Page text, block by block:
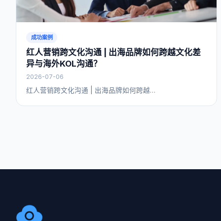
成功案例
红人营销跨文化沟通 | 出海品牌如何跨越文化差
异与海外KOL沟通？
2026-07-06
红人营销跨文化沟通 | 出海品牌如何跨越…